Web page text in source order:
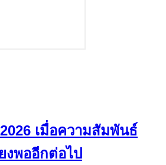
เมื่อความสัมพันธ์
งพออีกต่อไป